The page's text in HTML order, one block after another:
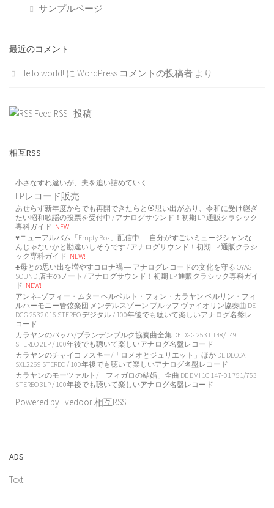
サンプルページ
最近のコメント
Hello world! に WordPress コメントの投稿者 より
RSS - 投稿
相互RSS
小さなすれ違いが、夫を追い詰めていく
LPレコード販売
あせらず新年度からでも再開できたらと⦿思い出があり、令和に受け継ぎ
たい昭和歌謡の投票を受付中 / アナログサウンド！初期 LP 通販クラシック
専科ガイド NEW!
♥ニューアルバム「Empty Box」配信中 ― 自分がすごいミュージシャンな
んじゃないかと勘違いしそうです / アナログサウンド！初期 LP 通販クラシ
ック専科ガイド NEW!
♣母との思い出を増やすコロナ禍 ― アナログレコードの文化を守る OYAG
SOUND 店主のノート / アナログサウンド！初期 LP 通販クラシック専科ガイ
ド NEW!
アンネ=ゾフィー・ムター ヘルベルト・フォン・カラヤン ベルリン・フィ
ルハーモニー管弦楽団 メンデルスゾーン ブルッフ ヴァイオリン協奏曲 DE
DGG 2532 016 STEREO デジタル / 100年後でも聴いて楽しいアナログ名盤レ
コード
カラヤンのバッハ/ブランデンブルク協奏曲全集 DE DGG 2531 148/149
STEREO 2LP / 100年後でも聴いて楽しいアナログ名盤レコード
カラヤンのチャイコフスキー/「ロメオとジュリエット」ほか DE DECCA
SXL2269 STEREO / 100年後でも聴いて楽しいアナログ名盤レコード
カラヤンのモーツァルト/「フィガロの結婚」全曲 DE EMI 1C 147-01 751/753
STEREO 3LP / 100年後でも聴いて楽しいアナログ名盤レコード
Powered by livedoor 相互RSS
ADS
Text